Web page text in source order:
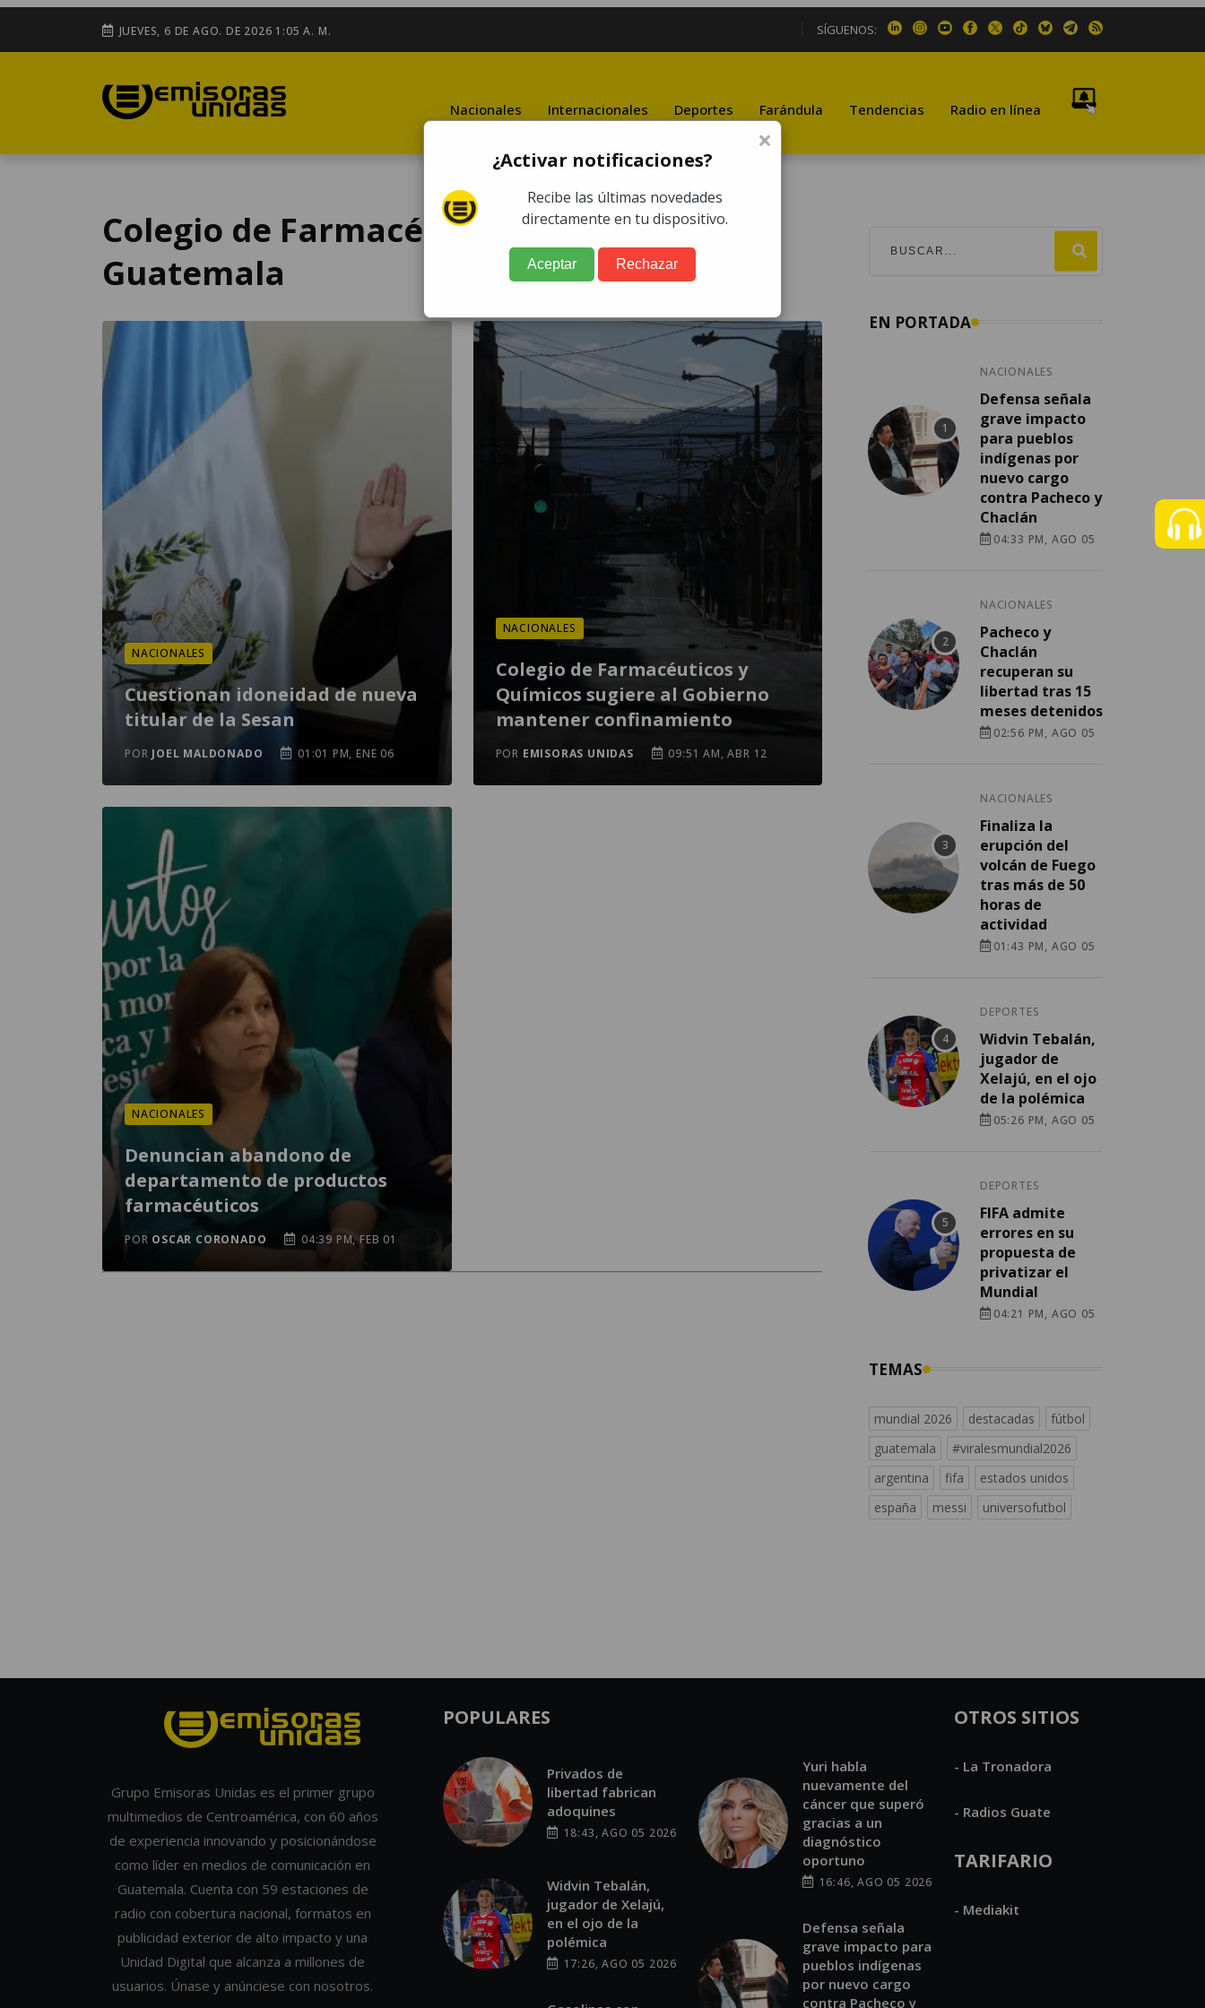
JUEVES, 6 DE AGO. DE 2026 1:05 A. M. SÍGUENOS:
Nacionales Internacionales Deportes Farándula Tendencias Radio en línea
Colegio de Farmacéuticos y Químicos de
Guatemala
NACIONALES
Cuestionan idoneidad de nueva
titular de la Sesan
POR JOEL MALDONADO 01:01 PM, ENE 06
NACIONALES
Colegio de Farmacéuticos y
Químicos sugiere al Gobierno
mantener confinamiento
POR EMISORAS UNIDAS 09:51 AM, ABR 12
NACIONALES
Denuncian abandono de
departamento de productos
farmacéuticos
POR OSCAR CORONADO 04:39 PM, FEB 01
EN PORTADA
NACIONALES
Defensa señala
grave impacto
para pueblos
indígenas por
nuevo cargo
contra Pacheco y
Chaclán
04:33 PM, AGO 05
NACIONALES
Pacheco y
Chaclán
recuperan su
libertad tras 15
meses detenidos
02:56 PM, AGO 05
NACIONALES
Finaliza la
erupción del
volcán de Fuego
tras más de 50
horas de
actividad
01:43 PM, AGO 05
DEPORTES
Widvin Tebalán,
jugador de
Xelajú, en el ojo
de la polémica
05:26 PM, AGO 05
DEPORTES
FIFA admite
errores en su
propuesta de
privatizar el
Mundial
04:21 PM, AGO 05
TEMAS
mundial 2026 destacadas
fútbol
guatemala
#viralesmundial2026
argentina
fifa
estados unidos
españa
messi universofutbol
Grupo Emisoras Unidas es el primer grupo
multimedios de Centroamérica, con 60 años
de experiencia innovando y posicionándose
como líder en medios de comunicación en
Guatemala. Cuenta con 59 estaciones de
radio con cobertura nacional, formatos en
publicidad exterior de alto impacto y una
Unidad Digital que alcanza a millones de
usuarios. Únase y anúnciese con nosotros.
POPULARES
Privados de
libertad fabrican
adoquines
18:43, AGO 05 2026
Widvin Tebalán,
jugador de Xelajú,
en el ojo de la
polémica
17:26, AGO 05 2026
Yuri habla
nuevamente del
cáncer que superó
gracias a un
diagnóstico
oportuno
16:46, AGO 05 2026
Defensa señala
grave impacto para
pueblos indígenas
por nuevo cargo
contra Pacheco y
OTROS SITIOS
- La Tronadora
- Radios Guate
TARIFARIO
- Mediakit
×
¿Activar notificaciones?
Recibe las últimas novedades
directamente en tu dispositivo.
Aceptar Rechazar